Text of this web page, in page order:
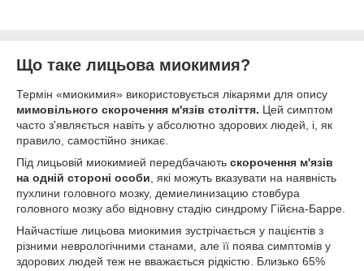
Що таке лицьова миокимия?
Термін «миокимия» використовується лікарями для опису
мимовільного скорочення м'язів століття. Цей симптом
часто з'являється навіть у абсолютно здорових людей, і, як
правило, самостійно зникає.
Під лицьовій миокимией передбачають скорочення м'язів
на одній стороні особи , які можуть вказувати на наявність
пухлини головного мозку, демиелинизацию стовбура
головного мозку або відновну стадію синдрому Гійєна-Барре.
Найчастіше лицьова миокимия зустрічається у пацієнтів з
різними неврологічними станами, але її поява симптомів у
здорових людей теж не вважається рідкістю. Близько 65%